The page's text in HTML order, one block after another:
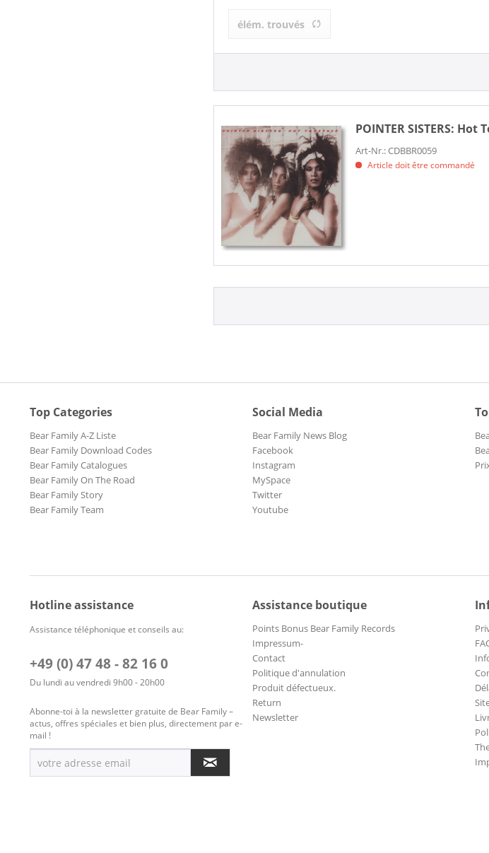
élém. trouvés
POINTER SISTERS: Hot
Art-Nr.: CDBBR0059
Article doit être commandé
Top Categories
Bear Family A-Z Liste
Bear Family Download Codes
Bear Family Catalogues
Bear Family On The Road
Bear Family Story
Bear Family Team
Social Media
Bear Family News Blog
Facebook
Instagram
MySpace
Twitter
Youtube
Hotline assistance
Assistance téléphonique et conseils au:
+49 (0) 47 48 - 82 16 0
Du lundi au vendredi 9h00 - 20h00
Abonne-toi à la newsletter gratuite de Bear Family –
actus, offres spéciales et bien plus, directement par e-
mail !
Assistance boutique
Points Bonus Bear Family Records
Impressum-
Contact
Politique d'annulation
Produit défectueux.
Return
Newsletter